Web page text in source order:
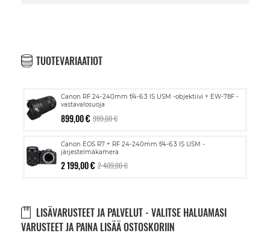
TUOTEVARIAATIOT
Canon RF 24-240mm f/4-6.3 IS USM -objektiivi + EW-78F -
vastavalosuoja
899,00 € 999,00 €
Canon EOS R7 + RF 24-240mm f/4-6.3 IS USM -
järjestelmäkamera
2 199,00 € 2 409,00 €
LISÄVARUSTEET JA PALVELUT - VALITSE HALUAMASI
VARUSTEET JA PAINA LISÄÄ OSTOSKORIIN